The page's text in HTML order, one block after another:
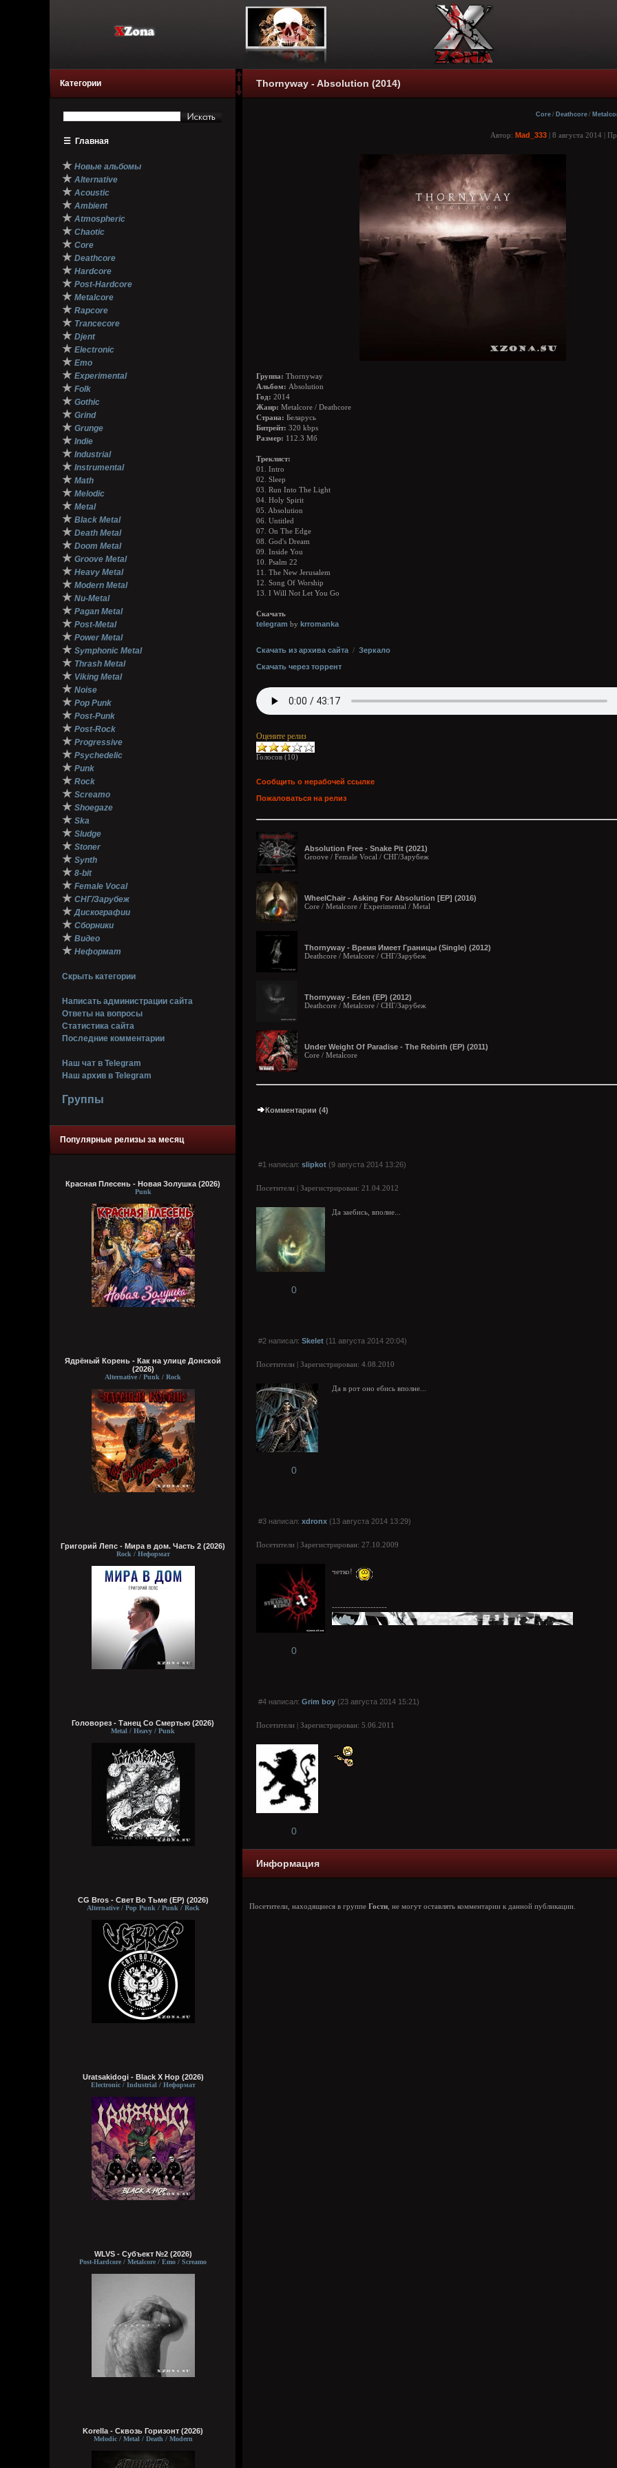
Категории
☰ Главная
★ Новые альбомы
★ Alternative
★ Acoustic
★ Ambient
★ Atmospheric
★ Chaotic
★ Core
★ Deathcore
★ Hardcore
★ Post-Hardcore
★ Metalcore
★ Rapcore
★ Trancecore
★ Djent
★ Electronic
★ Emo
★ Experimental
★ Folk
★ Gothic
★ Grind
★ Grunge
★ Indie
★ Industrial
★ Instrumental
★ Math
★ Melodic
★ Metal
★ Black Metal
★ Death Metal
★ Doom Metal
★ Groove Metal
★ Heavy Metal
★ Modern Metal
★ Nu-Metal
★ Pagan Metal
★ Post-Metal
★ Power Metal
★ Symphonic Metal
★ Thrash Metal
★ Viking Metal
★ Noise
★ Pop Punk
★ Post-Punk
★ Post-Rock
★ Progressive
★ Psychedelic
★ Punk
★ Rock
★ Screamo
★ Shoegaze
★ Ska
★ Sludge
★ Stoner
★ Synth
★ 8-bit
★ Female Vocal
★ СНГ/Зарубеж
★ Дискографии
★ Сборники
★ Видео
★ Неформат
Скрыть категории
Написать администрации сайта
Ответы на вопросы
Статистика сайта
Последние комментарии
Наш чат в Telegram
Наш архив в Telegram
Группы
Популярные релизы за месяц
Красная Плесень - Новая Золушка (2026)
Punk
Ядрёный Корень - Как на улице Донской
(2026)
Alternative / Punk / Rock
Григорий Лепс - Мира в дом. Часть 2 (2026)
Rock / Неформат
Головорез - Tанец Со Смертью (2026)
Metal / Heavy / Punk
CG Bros - Свет Во Тьме (EP) (2026)
Alternative / Pop Punk / Punk / Rock
Uratsakidogi - Black X Hop (2026)
Electronic / Industrial / Неформат
WLVS - Субъект №2 (2026)
Post-Hardcore / Metalcore / Emo / Screamo
Korella - Сквозь Горизонт (2026)
Melodic / Metal / Death / Modern
Thornyway - Absolution (2014)
Core / Deathcore /
Автор: Mad_333 | 8 августа 2014 |
Группа: Thornyway
Альбом: Absolution
Год: 2014
Жанр: Metalcore / Deathcore
Страна: Беларусь
Битрейт: 320 kbps
Размер: 112.3 Мб
Треклист:
01. Intro
02. Sleep
03. Run Into The Light
04. Holy Spirit
05. Absolution
06. Untitled
07. On The Edge
08. God's Dream
09. Inside You
10. Psalm 22
11. The New Jerusalem
12. Song Of Worship
13. I Will Not Let You Go
Скачать
telegram by krromanka
Скачать из архива сайта / Зеркало
Скачать через торрент
Оцените релиз
Голосов (10)
Сообщить о нерабочей ссылке
Пожаловаться на релиз
Absolution Free - Snake Pit (2021)
Groove / Female Vocal / СНГ/Зарубеж
WheelChair - Asking For Absolution [EP] (2016)
Core / Metalcore / Experimental / Metal
Thornyway - Время Имеет Границы (Single) (2012)
Deathcore / Metalcore / СНГ/Зарубеж
Thornyway - Eden (EP) (2012)
Deathcore / Metalcore / СНГ/Зарубеж
Under Weight Of Paradise - The Rebirth (EP) (2011)
Core / Metalcore
Комментарии (4)
#1 написал: slipkot (9 августа 2014 13:26)
Посетители | Зарегистрирован: 21.04.2012
Да заебись, вполне...
0
#2 написал: Skelet (11 августа 2014 20:04)
Посетители | Зарегистрирован: 4.08.2010
Да в рот оно ебись вполне...
0
#3 написал: xdronx (13 августа 2014 13:29)
Посетители | Зарегистрирован: 27.10.2009
четко!
--------------------
0
#4 написал: Grim boy (23 августа 2014 15:21)
Посетители | Зарегистрирован: 5.06.2011
0
Информация
Посетители, находящиеся в группе Гости , не могут оставлять комментарии к данной публикации.